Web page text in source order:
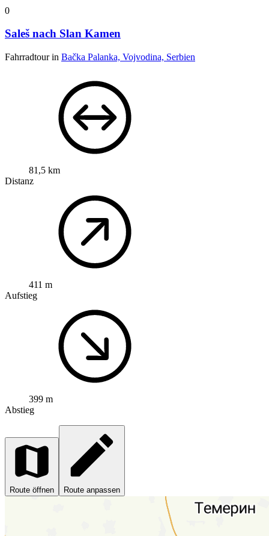
0
Saleš nach Slan Kamen
Fahrradtour in Bačka Palanka, Vojvodina, Serbien
81,5 km
Distanz
411 m
Aufstieg
399 m
Abstieg
Route öffnen Route anpassen